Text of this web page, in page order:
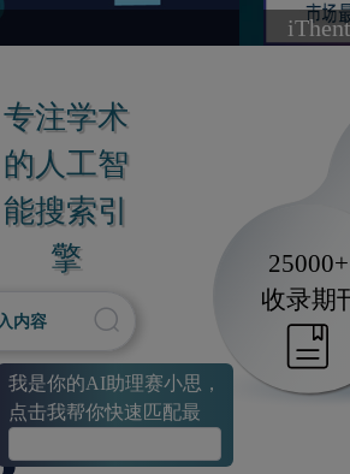
专注学术
的人工智
能搜索引
擎
我是你的AI助理赛小思，
点击我帮你快速匹配最合适的网
25000+
收录期